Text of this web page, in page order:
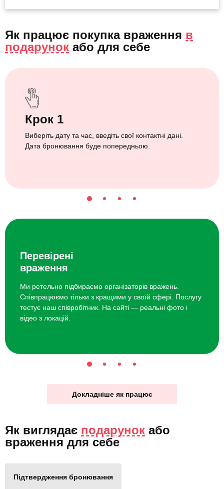
Як працює покупка враження в
подарунок або для себе
Крок 1
Виберіть дату та час, введіть свої контактні дані.
Дата бронювання буде попередньою.
Перевірені
враження
Ми ретельно підбираємо організаторів вражень.
Співпрацюємо тільки з кращими у своїй сфері. Послугу
тестує наш співробітник. На сайті — реальні фото і
відео з локацій.
Докладніше як працює
Як виглядає подарунок або
враження для себе
Підтвердження бронювання